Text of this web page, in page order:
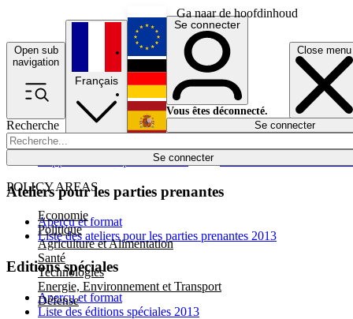
Ga naar de hoofdinhoud
Open sub
navigation
Close menu
Recherche
Se connecter
POLICY AREAS
Economie
Politique
Agriculture et Alimentation
Santé
Technologies
Energie, Environnement et Transport
Défense
Économie
Français
English
Deutsch
Español
Se connecter
Vous êtes déconnecté.
Se connecter
Ateliers pour les parties prenantes
Aperçu et format
Liste des ateliers pour les parties prenantes 2013
Editions spéciales
Aperçu et format
Liste des éditions spéciales 2013